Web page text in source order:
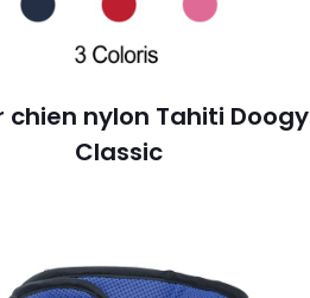
chien nylon Tahiti Doogy
Classic